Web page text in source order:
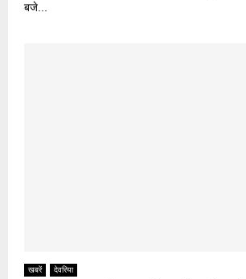
बजे...
खबरें देवरिया